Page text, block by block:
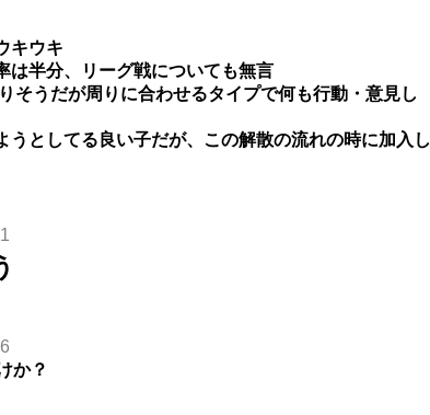
キウキ
半分、リーグ戦についても無言
そうだが周りに合わせるタイプで何も行動・意見し
としてる良い子だが、この解散の流れの時に加入し
か？